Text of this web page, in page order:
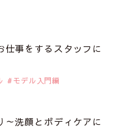
仕事をするスタッフに
モデル入門編
～洗顔とボディケアに